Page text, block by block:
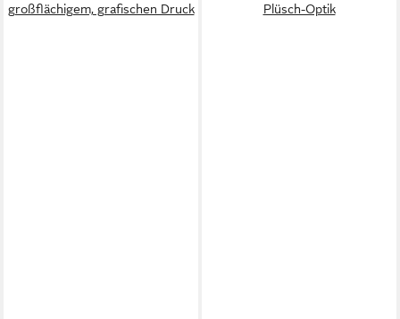
großflächigem, grafischen Druck
Plüsch-Optik